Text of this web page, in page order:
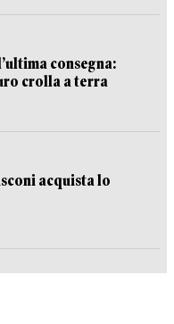
consegna:
crolla a terra
acquista lo